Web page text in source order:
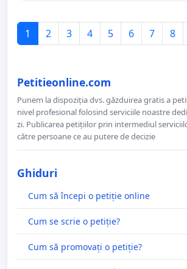
1 2 3 4 5 6 7 8
Petitieonline.com
Punem la dispoziția dvs. găzduirea gratis a
nivel profesional folosind serviciile noastre
zi. Publicarea petițiilor prin intermediul
către persoane ce au putere de decizie
Ghiduri
Cum să începi o petiție online
Cum se scrie o petiție?
Cum să promovați o petiție?